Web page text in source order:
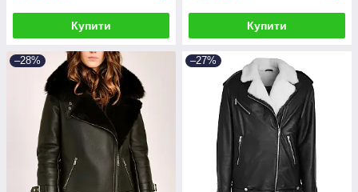
Купити Купити
–28% –27%